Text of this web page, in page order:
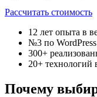
Рассчитать стоимость
12 лет опыта в
№3 по
300+
20+ технологий
Почему